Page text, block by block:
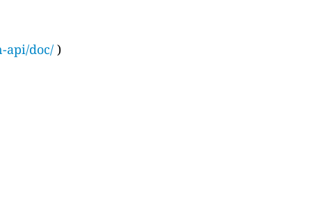
api/doc/ )